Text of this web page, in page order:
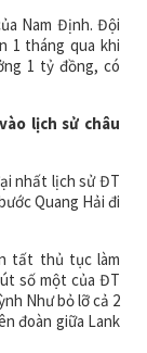
Nam Định. Đội
1 tháng qua khi
1 tỷ đồng, có
lịch sử châu
nhất lịch sử ĐT
Quang Hải đi
tất thủ tục làm
số một của ĐT
Như bỏ lỡ cả 2
đoàn giữa Lank